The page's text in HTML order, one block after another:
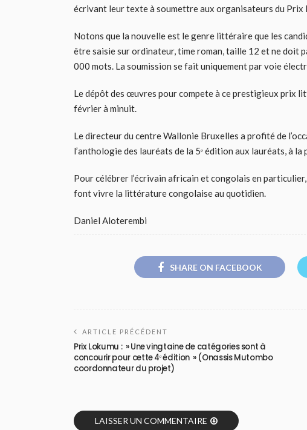
écrivant leur texte à soumettre aux organisateurs du
Notons que la nouvelle est le genre littéraire que les
être saisie sur ordinateur, time roman, taille 12 et ne doit
000 mots. La soumission se fait uniquement par voie
Le dépôt des œuvres pour compete à ce prestigieux prix
février à minuit.
Le directeur du centre Wallonie Bruxelles a profité de
l’anthologie des lauréats de la 5ᵉ édition aux lauréats, à la
Pour célébrer l’écrivain africain et congolais en
font vivre la littérature congolaise au quotidien.
Daniel Aloterembi
SHARE ON FACEBOOK
ARTICLE PRÉCÉDENT
Prix Lokumu : » Une vingtaine de catégories sont à
concourir pour cette 4ᵉ édition » (Onassis Mutombo
coordonnateur du projet)
LAISSER UN COMMENTAIRE